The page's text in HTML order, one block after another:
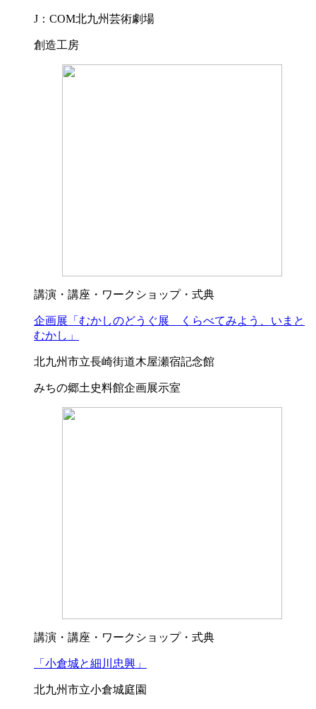
J：COM北九州芸術劇場
創造工房
講演・講座・ワークショップ・式典
企画展「むかしのどうぐ展 くらべてみよう、いまと
むかし」
北九州市立長崎街道木屋瀬宿記念館
みちの郷土史料館企画展示室
講演・講座・ワークショップ・式典
「小倉城と細川忠興」
北九州市立小倉城庭園